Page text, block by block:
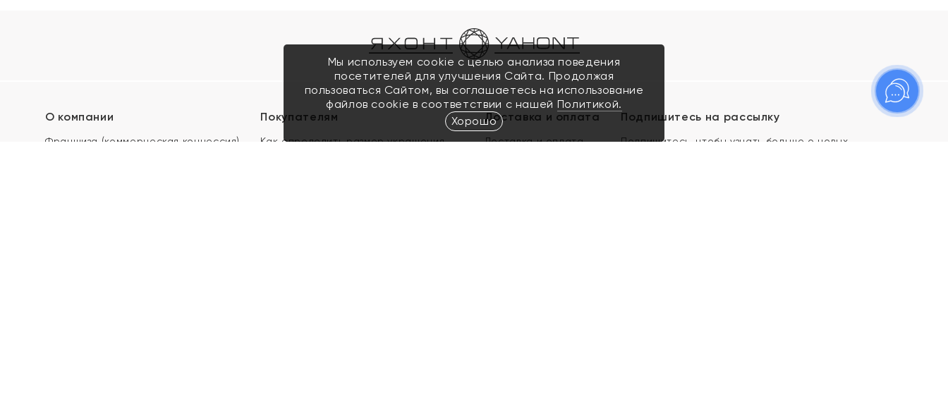
О компании
Франшиза (коммерческая концессия)
Покупателям
Как определить размер украшения
Доставка и оплата
Доставка и оплата
Подпишитесь на рассылку
Подпишитесь, чтобы узнать больше о новых
Мы используем cookie с целью анализа поведения
посетителей для улучшения Сайта. Продолжая
пользоваться Сайтом, вы соглашаетесь на использование
файлов cookie в соответствии с нашей Политикой.
Хорошо